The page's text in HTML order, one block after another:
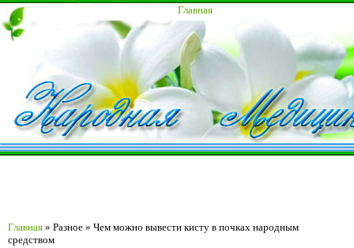
Главная
Главная » Разное » Чем можно вывести кисту в почках народным
средством